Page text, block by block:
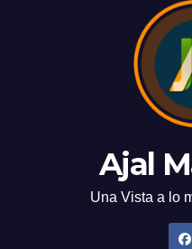
Ajal
Una Vista a lo